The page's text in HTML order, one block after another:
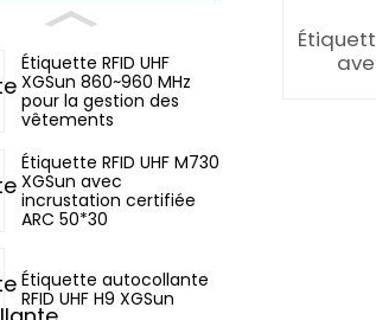
Étiquette RFID UHF
XGSun 860~960 MHz
pour la gestion des
vêtements
Étiquette RFID UHF M730
XGSun avec
incrustation certifiée
ARC 50*30
Étiquette autocollante
RFID UHF H9 XGSun